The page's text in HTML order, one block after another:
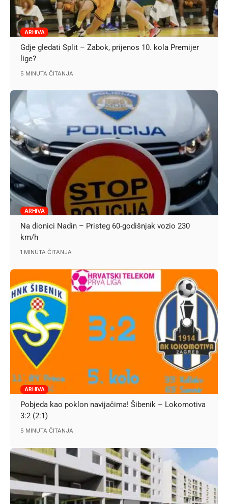
ARHIVA
Gdje gledati Split – Zabok, prijenos 10. kola Premijer
lige?
5 MINUTA ČITANJA
ARHIVA
Na dionici Nadin – Pristeg 60-godišnjak vozio 230
km/h
1 MINUTA ČITANJA
ARHIVA
Pobjeda kao poklon navijačima! Šibenik – Lokomotiva
3:2 (2:1)
5 MINUTA ČITANJA